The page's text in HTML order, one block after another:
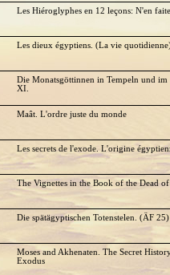
Les Hiéroglyphes en 12 leçons: N'en
Les dieux égyptiens. (La vie
Die Monatsgöttinnen in Tempeln und
XI.
Maât. L'ordre juste du monde
Les secrets de l'exode. L'origine
The Vignettes in the Book of the Dead
Die spätägyptischen Totenstelen. (ÄF
Moses and Akhenaten. The Secret
Exodus